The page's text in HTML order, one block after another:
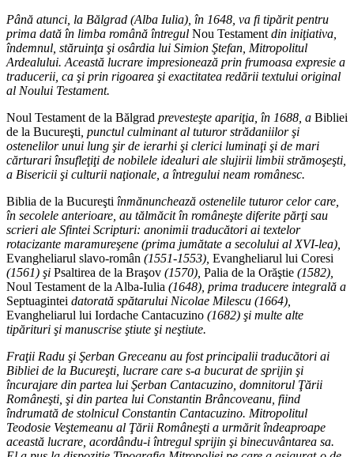
Până atunci, la Bălgrad (Alba Iulia), în 1648, va fi tipărit pentru
prima dată în limba română întregul Nou Testament din iniţiativa,
îndemnul, stăruinţa şi osârdia lui Simion Ştefan, Mitropolitul
Ardealului. Această lucrare impresionează prin frumoasa expresie a
traducerii, ca şi prin rigoarea şi exactitatea redării textului original
al Noului Testament.
Noul Testament de la Bălgrad prevesteşte apariţia, în 1688, a Bibliei
de la Bucureşti , punctul culminant al tuturor strădaniilor şi
ostenelilor unui lung şir de ierarhi şi clerici luminaţi şi de mari
cărturari însufleţiţi de nobilele idealuri ale slujirii limbii strămoşeşti,
a Bisericii şi culturii naţionale, a întregului neam românesc.
Biblia de la Bucureşti înmănunchează ostenelile tuturor celor care,
în secolele anterioare, au tălmăcit în româneşte diferite părţi sau
scrieri ale Sfintei Scripturi: anonimii traducători ai textelor
rotacizante maramureşene (prima jumătate a secolului al XVI-lea),
Evangheliarul slavo-român (1551-1553), Evangheliarul lui Coresi
(1561) şi Psaltirea de la Braşov (1570), Palia de la Orăştie (1582),
Noul Testament de la Alba-Iulia (1648), prima traducere integrală a
Septuagintei datorată spătarului Nicolae Milescu (1664),
Evangheliarul lui Iordache Cantacuzino (1682) şi multe alte
tipărituri şi manuscrise ştiute şi neştiute.
Fraţii Radu şi Şerban Greceanu au fost principalii traducători ai
Bibliei de la Bucureşti, lucrare care s-a bucurat de sprijin şi
încurajare din partea lui Şerban Cantacuzino, domnitorul Ţării
Româneşti, şi din partea lui Constantin Brâncoveanu, fiind
îndrumată de stolnicul Constantin Cantacuzino. Mitropolitul
Teodosie Veştemeanu al Ţării Româneşti a urmărit îndeaproape
această lucrare, acordându-i întregul sprijin şi binecuvântarea sa.